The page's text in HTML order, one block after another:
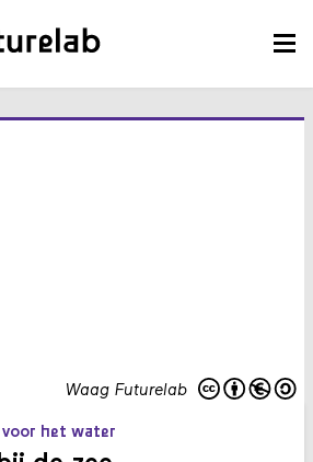
Waag Futurelab
voor het water